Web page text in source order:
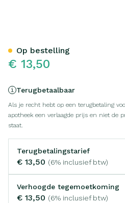
€ 13,50
Terugbetaalbaar
Als je recht hebt op een terugbetaling
apotheek een verlaagde prijs en niet de
staat.
Terugbetalingstarief
€ 13,50 (6% inclusief btw)
Verhoogde tegemoetkoming
€ 13,50 (6% inclusief btw)
Op bestelling